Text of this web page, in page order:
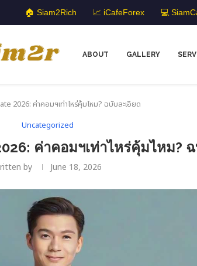
🏠 Siam2Rich 📈 iCafeForex 💻
ABOUT GALLERY
2026: ค่าคอมฯเท่าไหร่คุ้มไหม? ฉบับละเอียด
Uncategorized
ค่าคอมฯเท่าไหร่คุ้มไหม?
by June 18, 2026